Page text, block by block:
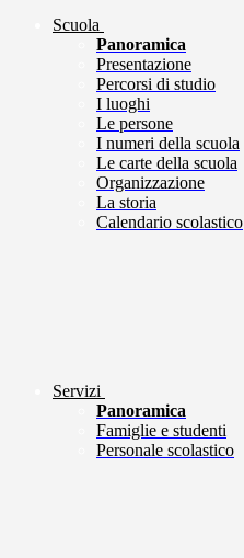
Scuola
Panoramica
Presentazione
Percorsi di studio
I luoghi
Le persone
I numeri della scuola
Le carte della scuola
Organizzazione
La storia
Calendario scolastico
Servizi
Panoramica
Famiglie e studenti
Personale scolastico